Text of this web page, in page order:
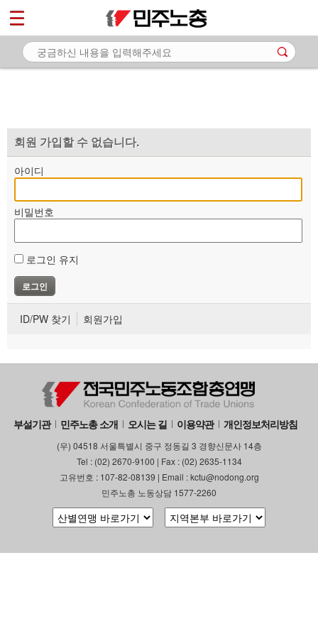
회원 가입할 수 없습니다.
아이디
비밀번호
로그인 유지
ID/PW 찾기 회원가입
부설기관 민주노총 소개 오시는 길 이용약관 개인정보처리방침
(우) 04518 서울특별시 중구 정동길 3 경향신문사 14층
Tel : (02) 2670-9100 | Fax : (02) 2635-1134
고유번호 : 107-82-08139 | Email : kctu@nodong.org
민주노총 노동상담 1577-2260
마이페이지
소개
자료
부설기관